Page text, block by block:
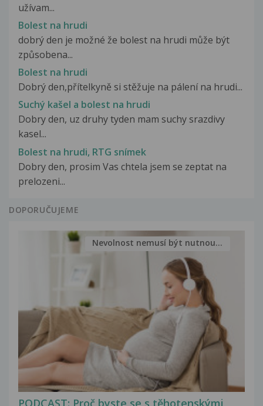
užívam...
Bolest na hrudi
dobrý den je možné že bolest na hrudi může být
způsobena...
Bolest na hrudi
Dobrý den,přítelkyně si stěžuje na pálení na hrudi...
Suchý kašel a bolest na hrudi
Dobry den, uz druhy tyden mam suchy srazdivy
kasel...
Bolest na hrudi, RTG snímek
Dobry den, prosim Vas chtela jsem se zeptat na
prelozeni...
DOPORUČUJEME
Nevolnost nemusí být nutnou...